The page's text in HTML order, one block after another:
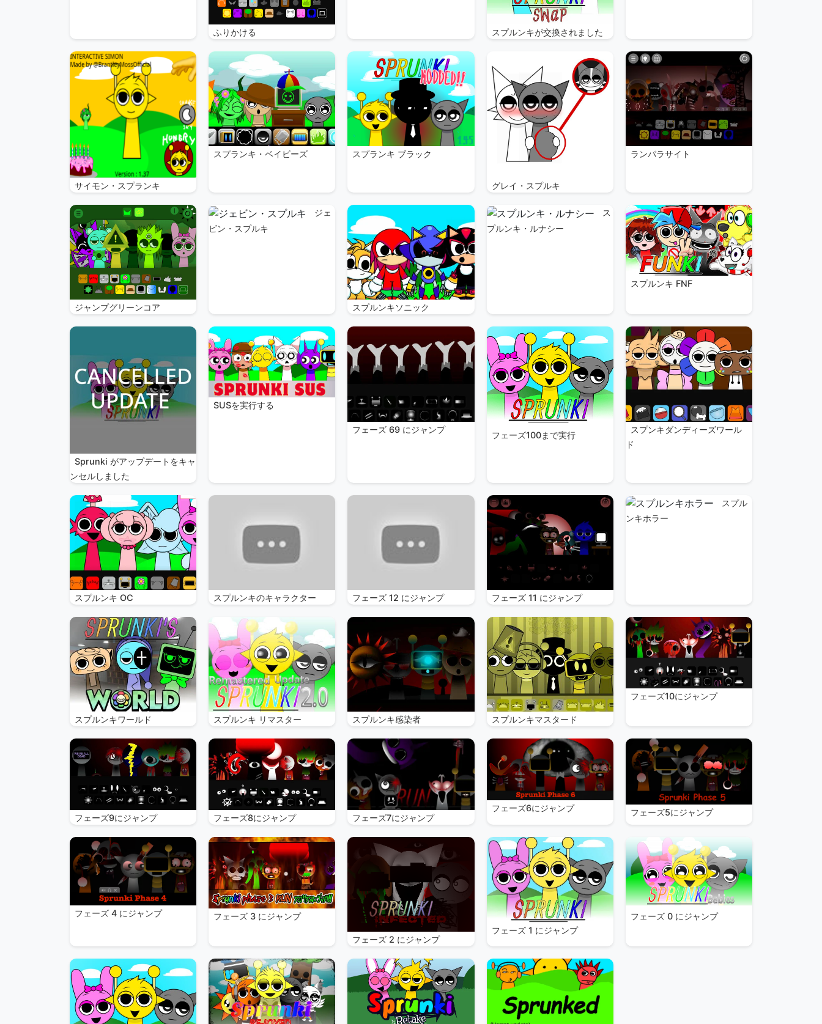
ふりかける スプルンキが交換されました
サイモン・スプランキ
スプランキ・ベイビーズ スプランキ ブラック
グレイ・スプルキ
ランパラサイト
ジャンプグリーンコア
ジェ
ビン・スプルキ
スプルンキソニック
ス
プルンキ・ルナシー
スプルンキ FNF
Sprunki がアップデートをキャ
ンセルしました
SUSを実行する
フェーズ 69 にジャンプ
フェーズ100まで実行
スプンキダンディーズワール
ド
スプルンキ OC スプルンキのキャラクター フェーズ 12 にジャンプ フェーズ 11 にジャンプ
スプル
ンキホラー
スプルンキワールド スプルンキ リマスター スプルンキ感染者 スプルンキマスタード
フェーズ10にジャンプ
フェーズ9にジャンプ フェーズ8にジャンプ フェーズ7にジャンプ
フェーズ6にジャンプ フェーズ5にジャンプ
フェーズ 4 にジャンプ フェーズ 3 にジャンプ
フェーズ 2 にジャンプ
フェーズ 1 にジャンプ
フェーズ 0 にジャンプ